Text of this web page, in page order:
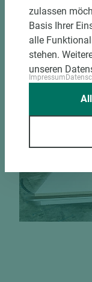
Verpackung
zulassen
Basis Ihrer
alle
stehen.
unseren
Impressum